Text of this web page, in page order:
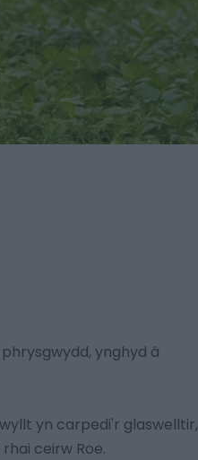
ynghyd â
yn carpedi'r glaswelltir,
ceirw Roe.